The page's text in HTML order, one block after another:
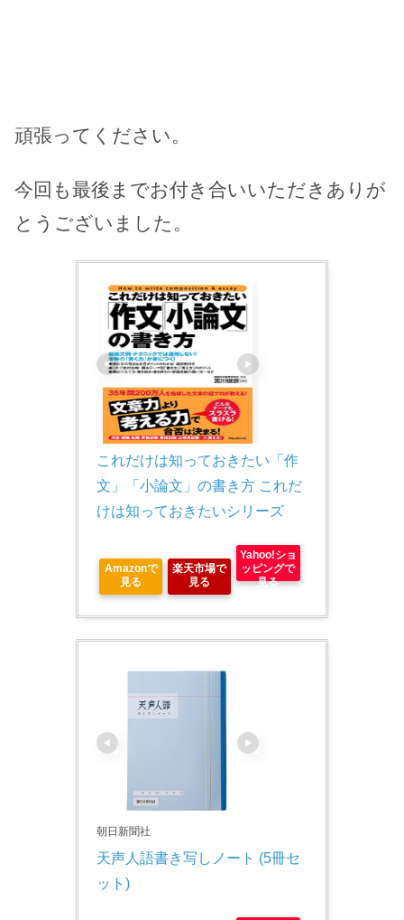
頑張ってください。
今回も最後までお付き合いいただきありが
とうございました。
これだけは知っておきたい「作
文」「小論文」の書き方 これだ
けは知っておきたいシリーズ
Amazonで
見る
楽天市場で
見る
Yahoo!ショ
ッピングで
見る
朝日新聞社
天声人語書き写しノート (5冊セ
ット)